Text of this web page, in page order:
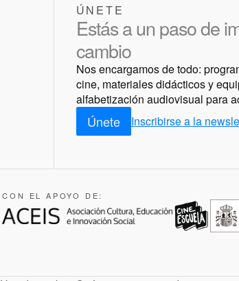
ÚNETE
Estás a un paso de
cambio
Nos encargamos de todo:
cine, materiales didácticos y
alfabetización audiovisual para
Únete Inscribirse a la
CON EL APOYO DE: